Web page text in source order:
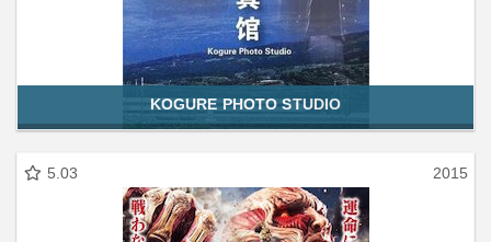
KOGURE PHOTO STUDIO
5.03 2015